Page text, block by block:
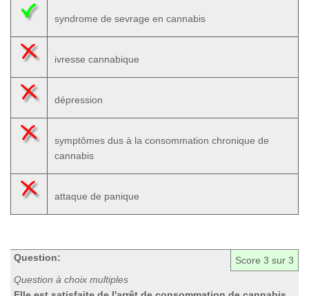
syndrome de sevrage en cannabis
ivresse cannabique
dépression
symptômes dus à la consommation chronique de
cannabis
attaque de panique
Score 3 sur 3
Question:
Question à choix multiples